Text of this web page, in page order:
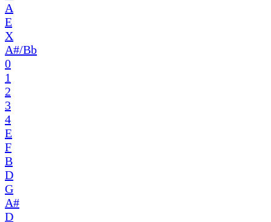
A
E
X
A#/Bb
0
1
2
3
4
E
F
B
D
G
A#
D